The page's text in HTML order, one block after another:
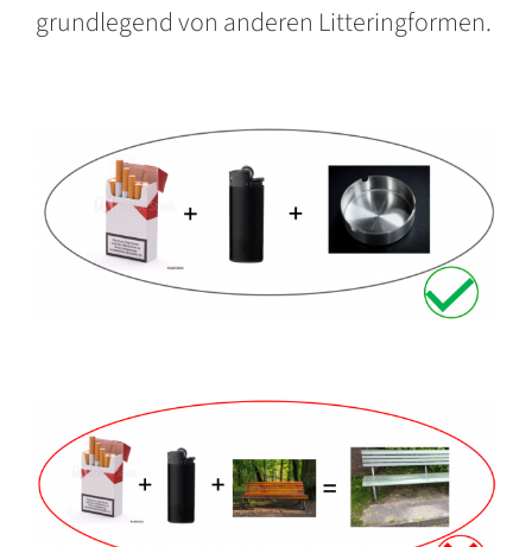
grundlegend von anderen Litteringformen.